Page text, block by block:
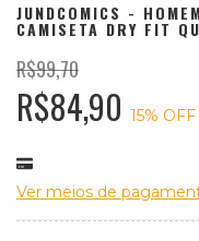
JUNDCOMICS -
CAMISETA DRY FIT
R$99,70
R$84,90 15% OFF
Ver meios de